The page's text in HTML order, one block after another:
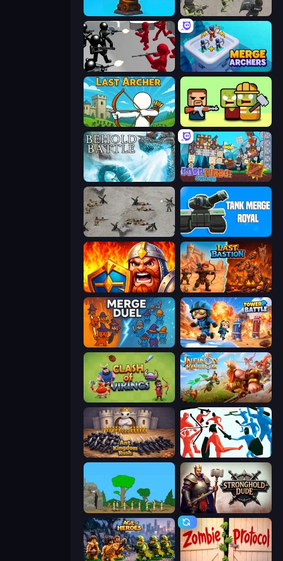
Furry Road Battle Simulator: Prison & Police
Battle Simulator: Counter Stickman Merge Archers
Last Archer Zombie Horde: Build & Survive
Behold Battle Bobr Turbo: Craft Cars
Warfare 1944 Tank Merge Royal
WarLink: Crown & Clash Last Bastion
MergeDuel.io Tower Battle
Clash of Vikings Infinity Kingdom
Ant Kingdom Rush Funny Battle Simulator
Age Of War Stronghold Dude